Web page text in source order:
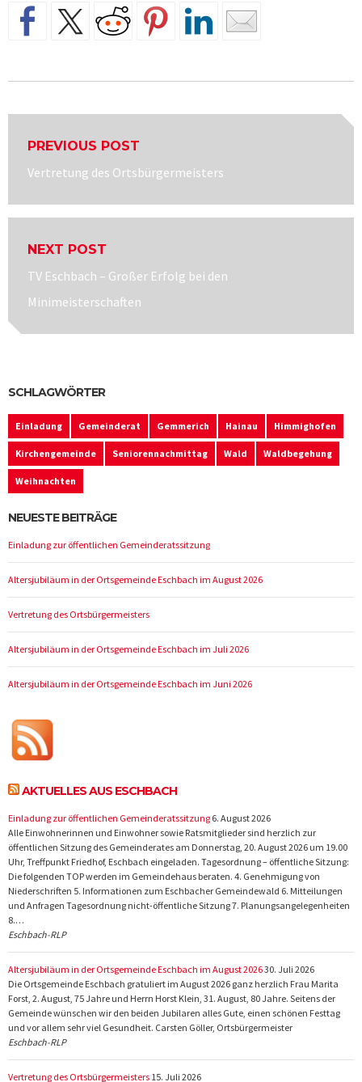
PREVIOUS POST
Previous
Vertretung des Ortsbürgermeisters
NEXT POST
Next
post:
TV Eschbach – Großer Erfolg bei den
Minimeisterschaften
SCHLAGWÖRTER
Einladung Gemeinderat Gemmerich Hainau Himmighofen
Kirchengemeinde Seniorennachmittag Wald Waldbegehung
Weihnachten
NEUESTE BEITRÄGE
Einladung zur öffentlichen Gemeinderatssitzung
Altersjubiläum in der Ortsgemeinde Eschbach im August 2026
Vertretung des Ortsbürgermeisters
Altersjubiläum in der Ortsgemeinde Eschbach im Juli 2026
Altersjubiläum in der Ortsgemeinde Eschbach im Juni 2026
AKTUELLES AUS ESCHBACH
Einladung zur öffentlichen Gemeinderatssitzung 6. August 2026
Alle Einwohnerinnen und Einwohner sowie Ratsmitglieder sind herzlich zur
öffentlichen Sitzung des Gemeinderates am Donnerstag, 20. August 2026 um 19.00
Uhr, Treffpunkt Friedhof, Eschbach eingeladen. Tagesordnung – öffentliche Sitzung:
Die folgenden TOP werden im Gemeindehaus beraten. 4. Genehmigung von
Niederschriften 5. Informationen zum Eschbacher Gemeindewald 6. Mitteilungen
und Anfragen Tagesordnung nicht-öffentliche Sitzung 7. Planungsangelegenheiten
8.…
Eschbach-RLP
Altersjubiläum in der Ortsgemeinde Eschbach im August 202630. Juli 2026
Die Ortsgemeinde Eschbach gratuliert im August 2026 ganz herzlich Frau Marita
Forst, 2. August, 75 Jahre und Herrn Horst Klein, 31. August, 80 Jahre. Seitens der
Gemeinde wünschen wir den beiden Jubilaren alles Gute, einen schönen Festtag
und vor allem sehr viel Gesundheit. Carsten Göller, Ortsbürgermeister
Eschbach-RLP
Vertretung des Ortsbürgermeisters 15. Juli 2026